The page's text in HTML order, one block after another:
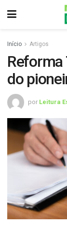
Início Artigos
Reforma
do
por Leitura